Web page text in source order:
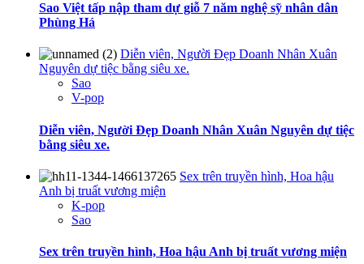
Sao Việt tấp nập tham dự giỗ 7 năm nghệ sỹ nhân dân
Phùng Há
Diễn viên, Người Đẹp Doanh Nhân Xuân
Nguyên dự tiệc bằng siêu xe.
Sao
V-pop
Diễn viên, Người Đẹp Doanh Nhân Xuân Nguyên dự tiệc
bằng siêu xe.
Sex trên truyền hình, Hoa hậu
Anh bị truất vương miện
K-pop
Sao
Sex trên truyền hình, Hoa hậu Anh bị truất vương miện